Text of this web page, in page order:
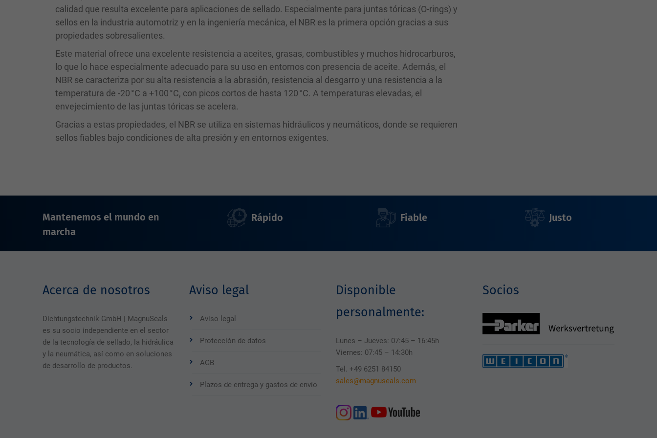
calidad que resulta excelente para aplicaciones de sellado. Especialmente para juntas tóricas (O-rings) y
sellos en la industria automotriz y en la ingeniería mecánica, el NBR es la primera opción gracias a sus
propiedades sobresalientes.
Este material ofrece una excelente resistencia a aceites, grasas, combustibles y muchos hidrocarburos,
lo que lo hace especialmente adecuado para su uso en entornos con presencia de aceite. Además, el
NBR se caracteriza por su alta resistencia a la abrasión, resistencia al desgarro y una resistencia a la
temperatura de -20 °C a +100 °C, con picos cortos de hasta 120 °C. A temperaturas elevadas, el
envejecimiento de las juntas tóricas se acelera.
Gracias a estas propiedades, el NBR se utiliza en sistemas hidráulicos y neumáticos, donde se requieren
sellos fiables bajo condiciones de alta presión y en entornos exigentes.
Mantenemos el mundo en
marcha
Rápido Fiable Justo
Acerca de nosotros
Dichtungstechnik GmbH | MagnuSeals
es su socio independiente en el sector
de la tecnología de sellado, la hidráulica
y la neumática, así como en soluciones
de desarrollo de productos.
Aviso legal
Aviso legal
Protección de datos
AGB
Plazos de entrega y gastos de envío
Disponible
personalmente:
Lunes – Jueves: 07:45 – 16:45h
Viernes: 07:45 – 14:30h
Tel. +49 6251 84150
sales@magnuseals.com
Socios